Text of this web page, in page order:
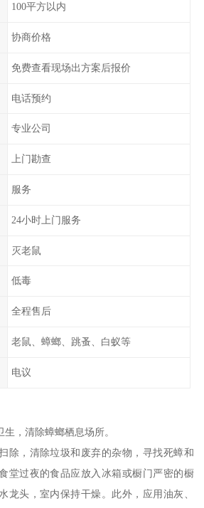
100平方以内
协商价格
免费查看现场出方案后报价
电话预约
专业公司
上门勘查
服务
24小时上门服务
灭老鼠
低毒
全程售后
老鼠、蟑螂、跳蚤、白蚁等
电议
，清除蟑螂栖息场所。
除，清除垃圾和废弃的杂物，寻找死蟑和
堂过夜的食品应放入冰箱或橱门严密的橱
龙头，室内保持干燥。此外，应用油灰、